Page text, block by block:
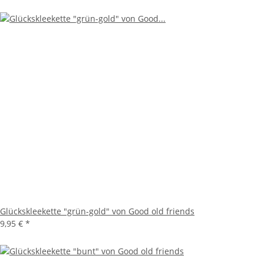
Glückskleekette "grün-gold" von Good old friends
9,95 € *